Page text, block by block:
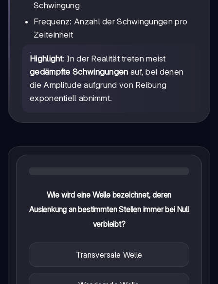
Schwingung
Frequenz: Anzahl der Schwingungen pro
Zeiteinheit
Highlight: In der Realität treten meist
gedämpfte Schwingungen auf, bei denen
die Amplitude aufgrund von Reibung
exponentiell abnimmt.
Wie wird eine Welle bezeichnet, deren
Auslenkung an bestimmten Stellen immer bei Null
verbleibt?
Transversale Welle